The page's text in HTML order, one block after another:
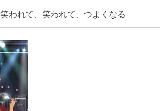
笑われて、笑われて、つよくなる